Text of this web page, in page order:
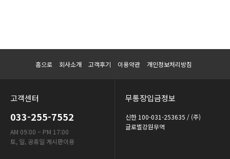
홈으로 회사소개 고객후기 이용약관 개인정보처리방침
고객센터
033-255-7552
AM 09:00 ~ PM 17:00
토, 일, 공휴일 게시판이용
무통장입금정보
신한 100-031-253635 / (주)
글로벌강원무역